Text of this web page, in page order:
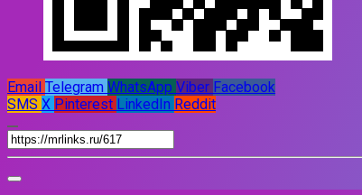
Email Telegram WhatsApp Viber Facebook
SMS X Pinterest LinkedIn Reddit